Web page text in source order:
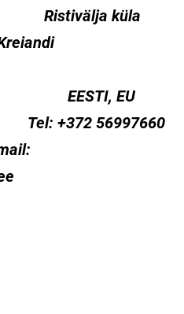
küla
EU
56997660